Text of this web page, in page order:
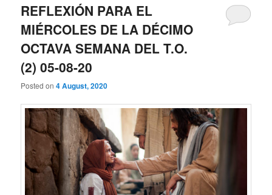
REFLEXIÓN PARA EL
MIÉRCOLES DE LA DÉCIMO
OCTAVA SEMANA DEL T.O.
(2) 05-08-20
Posted on4 August, 2020